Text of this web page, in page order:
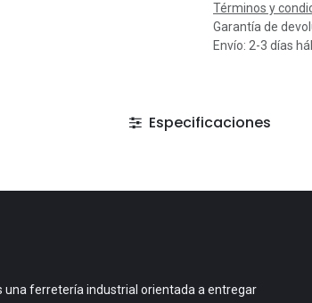
Términos y
Garantía de
Envío: 2-3 días
Especificaciones
una ferretería industrial orientada a entregar